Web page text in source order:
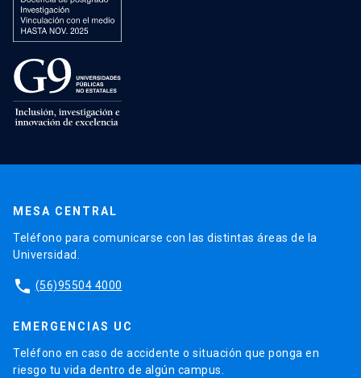
MESA CENTRAL
Teléfono para comunicarse con las distintas áreas de la
Universidad.
phone (56)95504 4000
EMERGENCIAS UC
Teléfono en caso de accidente o situación que ponga en
riesgo tu vida dentro de algún campus.